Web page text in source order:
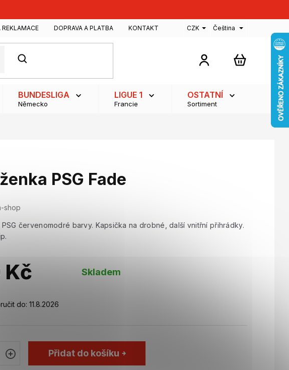
REKLAMACE DOPRAVA A PLATBA KONTAKT CZK Čeština
HLEDAT
NÁKUPNÍ
BUNDESLIGA
Německo
LIGUE 1
Francie
OSTATNÍ
Sortiment
PSG Fade
shop
červenomodré barvy. Kapsička na drobné, další vnitřní přihrádky.
Kč Skladem
do: 11.8.2026
Přidat do košíku